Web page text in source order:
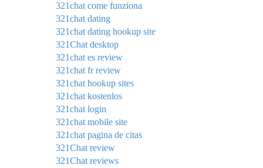
321chat come funziona
321chat dating
321chat dating hookup site
321Chat desktop
321chat es review
321chat fr review
321chat hookup sites
321chat kostenlos
321chat login
321chat mobile site
321chat pagina de citas
321Chat review
321Chat reviews